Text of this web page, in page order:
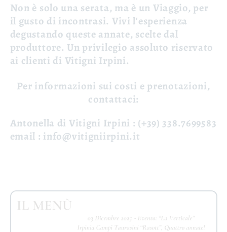
Non è solo una serata, ma è un Viaggio, per
il gusto di incontrasi. Vivi l'esperienza
degustando queste annate, scelte dal
produttore. Un privilegio assoluto riservato
ai clienti di Vitigni Irpini.
Per informazioni sui costi e prenotazioni,
contattaci:
Antonella di Vitigni Irpini : (+39) 338.7699583
email : info@vitigniirpini.it